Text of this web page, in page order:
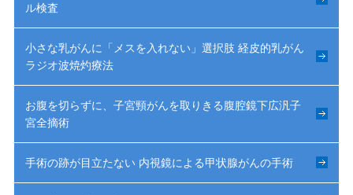
ル検査
小さな乳がんに「メスを入れない」選択肢 経皮的乳がん
ラジオ波焼灼療法
お腹を切らずに、子宮頸がんを取りきる腹腔鏡下広汎子
宮全摘術
手術の跡が目立たない 内視鏡による甲状腺がんの手術